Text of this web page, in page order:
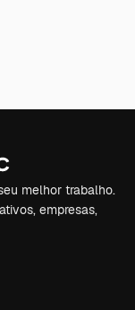
melhor trabalho.
empresas,